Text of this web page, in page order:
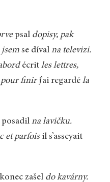
psal dopisy, pak
se díval na televizi.
écrit les lettres,
finirj’ai regardé la
na lavičku.
et parfoisil s’asseyait
zašel do kavárny.